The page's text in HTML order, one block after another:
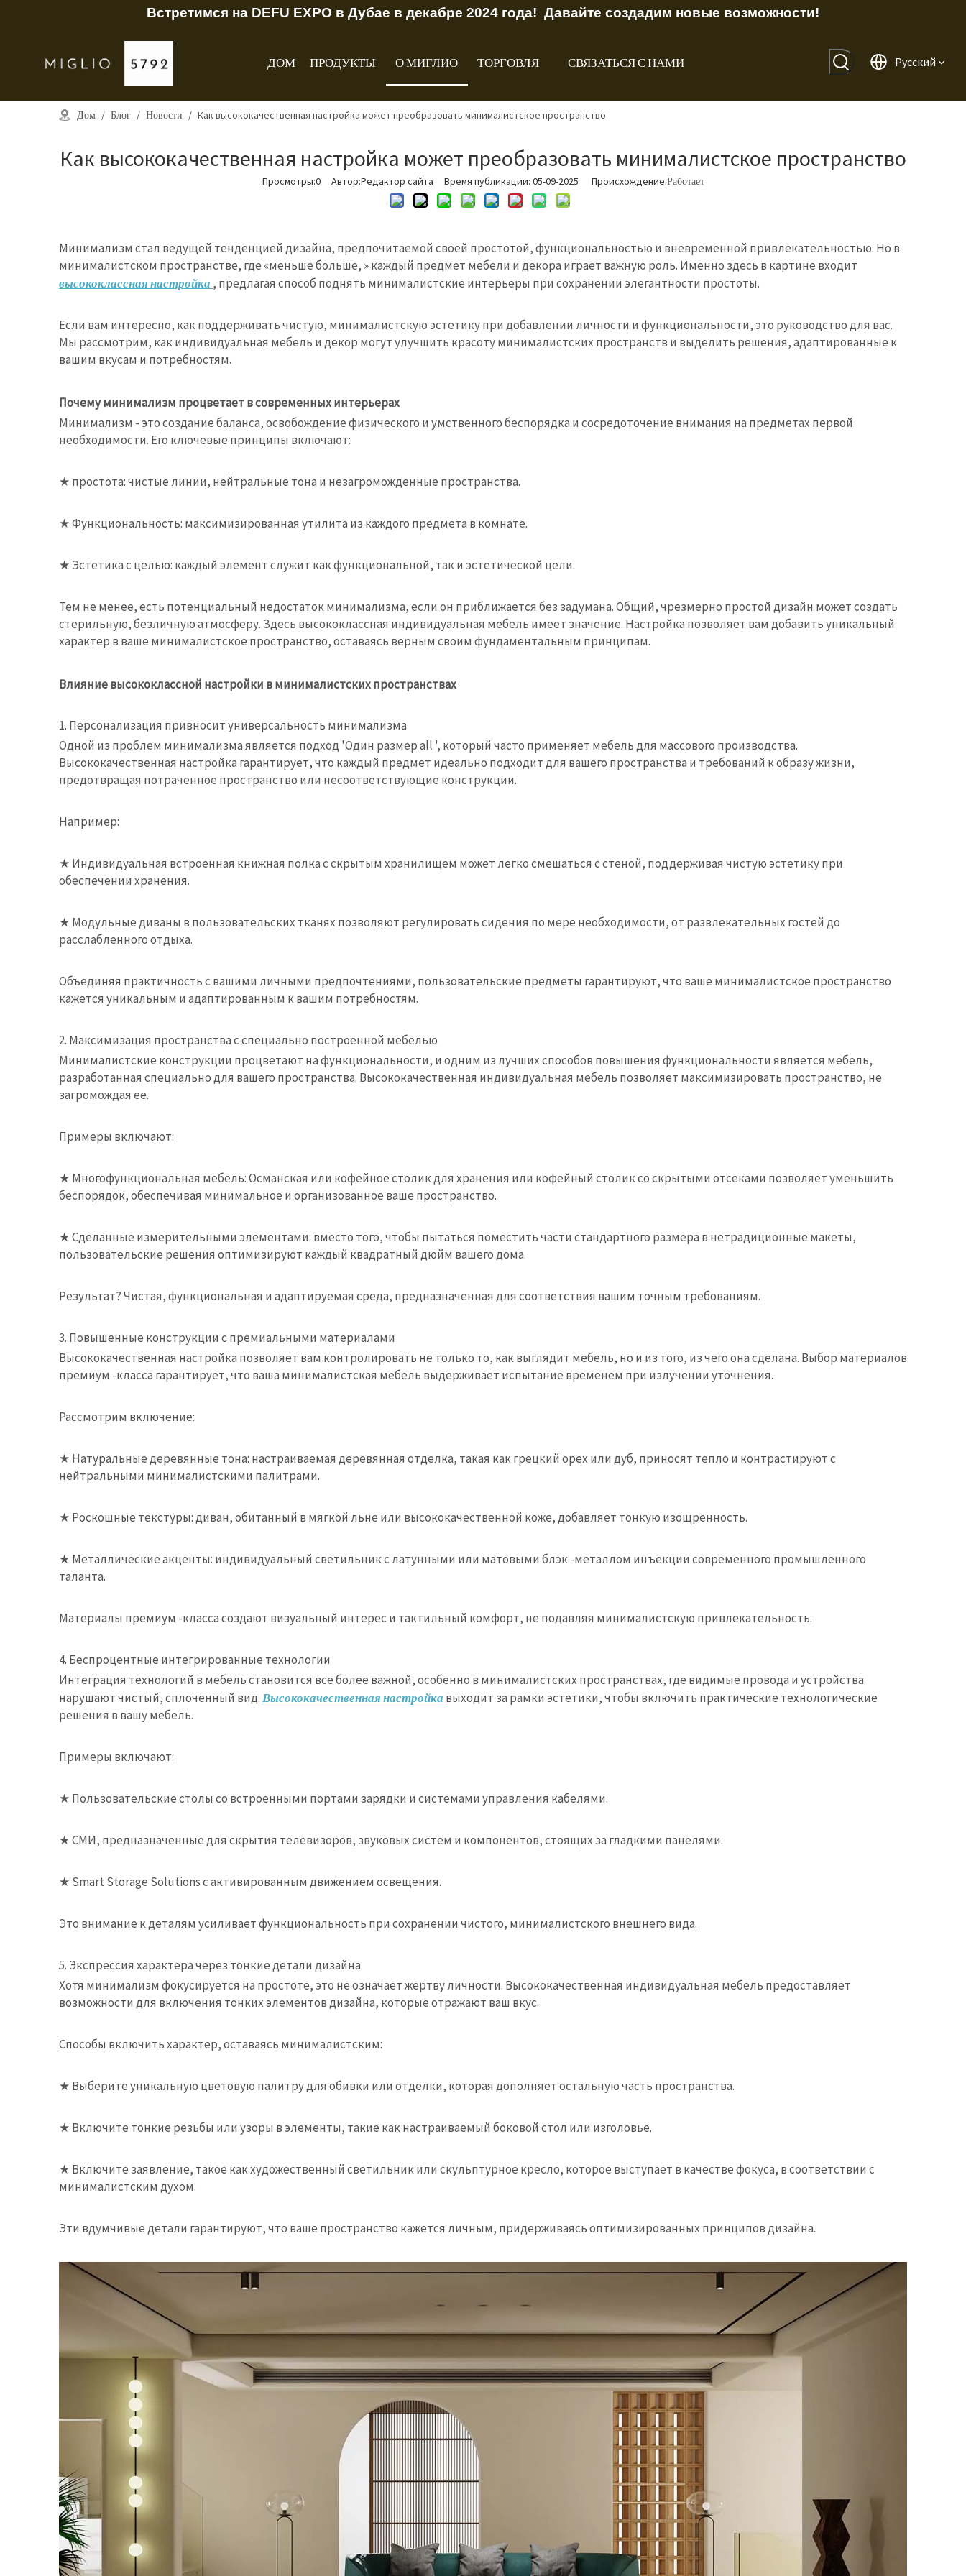
Встретимся на DEFU EXPO в Дубае в декабре 2024 года! Давайте создадим новые возможности!
ДОМ ПРОДУКТЫ О МИГЛИО ТОРГОВЛЯ СВЯЗАТЬСЯ С НАМИ Pусский
Дом / Блог / Новости / Как высококачественная настройка может преобразовать минималистское пространство
Как высококачественная настройка может преобразовать минималистское пространство
Просмотры:0Автор:Pедактор сайта Время публикации: 05-09-2025 Происхождение:Работает
Минимализм стал ведущей тенденцией дизайна, предпочитаемой своей простотой, функциональностью и вневременной привлекательностью. Но в
минималистском пространстве, где «меньше больше, » каждый предмет мебели и декора играет важную роль. Именно здесь в картине входит
высококлассная настройка , предлагая способ поднять минималистские интерьеры при сохранении элегантности простоты.
Если вам интересно, как поддерживать чистую, минималистскую эстетику при добавлении личности и функциональности, это руководство для вас.
Мы рассмотрим, как индивидуальная мебель и декор могут улучшить красоту минималистских пространств и выделить решения, адаптированные к
вашим вкусам и потребностям.
Почему минимализм процветает в современных интерьерах
Минимализм - это создание баланса, освобождение физического и умственного беспорядка и сосредоточение внимания на предметах первой
необходимости. Его ключевые принципы включают:
★ простота: чистые линии, нейтральные тона и незагроможденные пространства.
★Функциональность: максимизированная утилита из каждого предмета в комнате.
★ Эстетика с целью: каждый элемент служит как функциональной, так и эстетической цели.
Тем не менее, есть потенциальный недостаток минимализма, если он приближается без задумана. Общий, чрезмерно простой дизайн может создать
стерильную, безличную атмосферу. Здесь высококлассная индивидуальная мебель имеет значение. Настройка позволяет вам добавить уникальный
характер в ваше минималистское пространство, оставаясь верным своим фундаментальным принципам.
Влияние высококлассной настройки в минималистских пространствах
1. Персонализация привносит универсальность минимализма
Одной из проблем минимализма является подход 'Один размер all ', который часто применяет мебель для массового производства.
Высококачественная настройка гарантирует, что каждый предмет идеально подходит для вашего пространства и требований к образу жизни,
предотвращая потраченное пространство или несоответствующие конструкции.
Например:
★ Индивидуальная встроенная книжная полка с скрытым хранилищем может легко смешаться с стеной, поддерживая чистую эстетику при
обеспечении хранения.
★ Модульные диваны в пользовательских тканях позволяют регулировать сидения по мере необходимости, от развлекательных гостей до
расслабленного отдыха.
Объединяя практичность с вашими личными предпочтениями, пользовательские предметы гарантируют, что ваше минималистское пространство
кажется уникальным и адаптированным к вашим потребностям.
2. Максимизация пространства с специально построенной мебелью
Минималистские конструкции процветают на функциональности, и одним из лучших способов повышения функциональности является мебель,
разработанная специально для вашего пространства. Высококачественная индивидуальная мебель позволяет максимизировать пространство, не
загромождая ее.
Примеры включают:
★ Многофункциональная мебель: Османская или кофейное столик для хранения или кофейный столик со скрытыми отсеками позволяет уменьшить
беспорядок, обеспечивая минимальное и организованное ваше пространство.
★Сделанные измерительными элементами: вместо того, чтобы пытаться поместить части стандартного размера в нетрадиционные макеты,
пользовательские решения оптимизируют каждый квадратный дюйм вашего дома.
Результат? Чистая, функциональная и адаптируемая среда, предназначенная для соответствия вашим точным требованиям.
3. Повышенные конструкции с премиальными материалами
Высококачественная настройка позволяет вам контролировать не только то, как выглядит мебель, но и из того, из чего она сделана. Выбор материалов
премиум -класса гарантирует, что ваша минималистская мебель выдерживает испытание временем при излучении уточнения.
Рассмотрим включение:
★ Натуральные деревянные тона: настраиваемая деревянная отделка, такая как грецкий орех или дуб, приносят тепло и контрастируют с
нейтральными минималистскими палитрами.
★ Роскошные текстуры: диван, обитанный в мягкой льне или высококачественной коже, добавляет тонкую изощренность.
★ Металлические акценты: индивидуальный светильник с латунными или матовыми блэк -металлом инъекции современного промышленного
таланта.
Материалы премиум -класса создают визуальный интерес и тактильный комфорт, не подавляя минималистскую привлекательность.
4. Беспроцентные интегрированные технологии
Интеграция технологий в мебель становится все более важной, особенно в минималистских пространствах, где видимые провода и устройства
нарушают чистый, сплоченный вид. Высококачественная настройка выходит за рамки эстетики, чтобы включить практические технологические
решения в вашу мебель.
Примеры включают:
★ Пользовательские столы со встроенными портами зарядки и системами управления кабелями.
★СМИ, предназначенные для скрытия телевизоров, звуковых систем и компонентов, стоящих за гладкими панелями.
★ Smart Storage Solutions с активированным движением освещения.
Это внимание к деталям усиливает функциональность при сохранении чистого, минималистского внешнего вида.
5. Экспрессия характера через тонкие детали дизайна
Хотя минимализм фокусируется на простоте, это не означает жертву личности. Высококачественная индивидуальная мебель предоставляет
возможности для включения тонких элементов дизайна, которые отражают ваш вкус.
Способы включить характер, оставаясь минималистским:
★ Выберите уникальную цветовую палитру для обивки или отделки, которая дополняет остальную часть пространства.
★ Включите тонкие резьбы или узоры в элементы, такие как настраиваемый боковой стол или изголовье.
★ Включите заявление, такое как художественный светильник или скульптурное кресло, которое выступает в качестве фокуса, в соответствии с
минималистским духом.
Эти вдумчивые детали гарантируют, что ваше пространство кажется личным, придерживаясь оптимизированных принципов дизайна.